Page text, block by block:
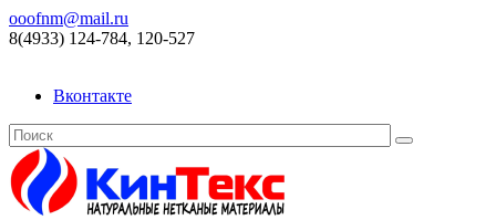
ooofnm@mail.ru
8(4933) 124-784, 120-527
Вконтакте